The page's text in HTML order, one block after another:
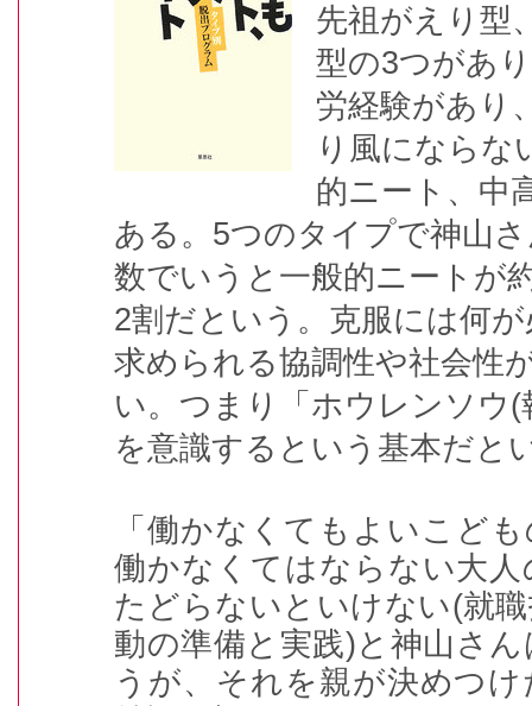
先祖がえり型
型の3つがあ
労経験があり
り風にならな
的ニート、中
ある。5つのタイプで神山
数でいうと一般的ニートが
2割だという。克服には何
求められる協調性や社会性
い。つまり「ホウレンソウ(
を意識するという基本だと
「働かなくてもよいこど
働かなくてはならない大
たどらないといけない(就
動の準備と実践)と神山さ
うが、それを親が決めつ